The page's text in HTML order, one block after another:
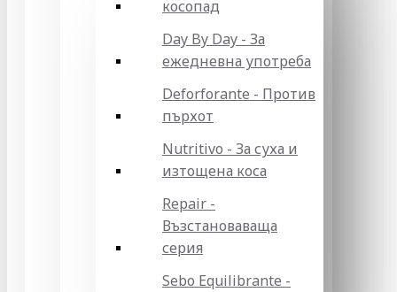
косопад
Day By Day - За
ежедневна употреба
Deforforante - Против
пърхот
Nutritivo - За суха и
изтощена коса
Repair -
Възстановаваща
серия
Sebo Equilibrante -